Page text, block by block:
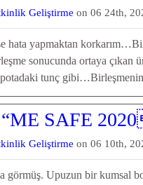
Geliştirme on 06 24th,
hata yapmaktan
sonucunda ortaya çıkan
tunç
“ME SAFE
Geliştirme on 06 10th,
Upuzun bir kumsal